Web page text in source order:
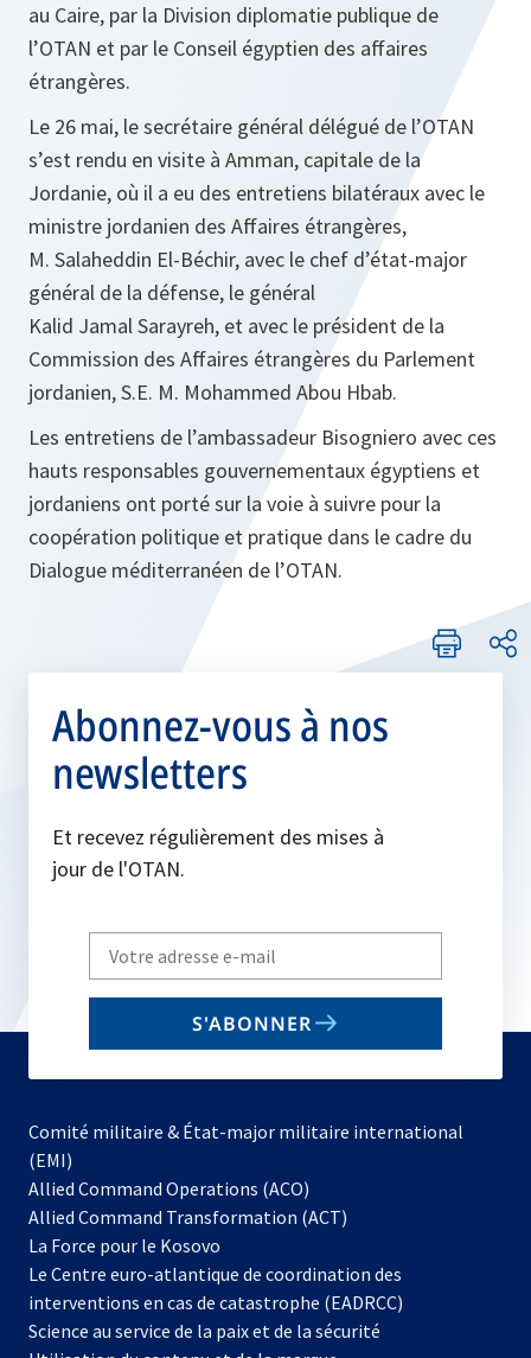
au Caire, par la Division diplomatie publique de
l’OTAN et par le Conseil égyptien des affaires
étrangères.
Le 26 mai, le secrétaire général délégué de l’OTAN
s’est rendu en visite à Amman, capitale de la
Jordanie, où il a eu des entretiens bilatéraux avec le
ministre jordanien des Affaires étrangères,
M. Salaheddin El‑Béchir, avec le chef d’état-major
général de la défense, le général
Kalid Jamal Sarayreh, et avec le président de la
Commission des Affaires étrangères du Parlement
jordanien, S.E. M. Mohammed Abou Hbab.
Les entretiens de l’ambassadeur Bisogniero avec ces
hauts responsables gouvernementaux égyptiens et
jordaniens ont porté sur la voie à suivre pour la
coopération politique et pratique dans le cadre du
Dialogue méditerranéen de l’OTAN.
Abonnez-vous à nos
newsletters
Et recevez régulièrement des mises à
jour de l'OTAN.
Write
your
email
S'ABONNER
Comité militaire & État-major militaire international
(EMI)
Allied Command Operations (ACO)
dans
nouvel
onglet
Allied Command Transformation (ACT)
La Force pour le Kosovo
dans
un
nouvel
Le Centre euro-atlantique de coordination des
interventions en cas de catastrophe (EADRCC)
Science au service de la paix et de la sécurité